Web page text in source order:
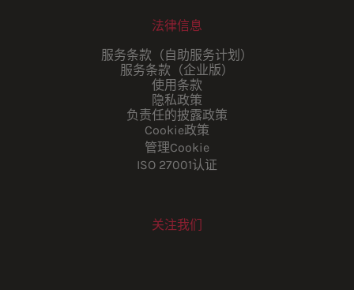
法律信息
服务条款（自助服务计划）
服务条款（企业版）
使用条款
隐私政策
负责任的披露政策
Cookie政策
管理Cookie
ISO 27001认证
关注我们